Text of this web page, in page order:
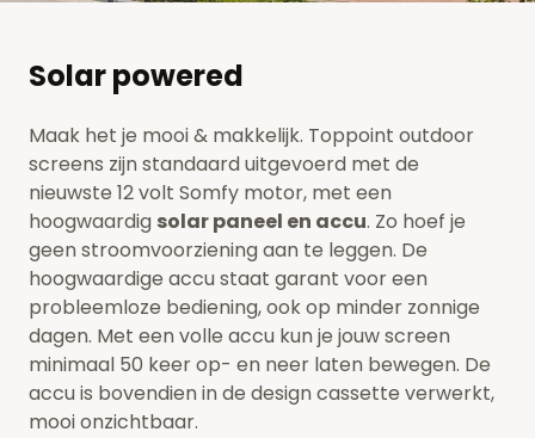
Solar powered
Maak het je mooi & makkelijk. Toppoint outdoor
screens zijn standaard uitgevoerd met de
nieuwste 12 volt Somfy motor, met een
hoogwaardig solar paneel en accu. Zo hoef je
geen stroomvoorziening aan te leggen. De
hoogwaardige accu staat garant voor een
probleemloze bediening, ook op minder zonnige
dagen. Met een volle accu kun je jouw screen
minimaal 50 keer op- en neer laten bewegen. De
accu is bovendien in de design cassette verwerkt,
mooi onzichtbaar.